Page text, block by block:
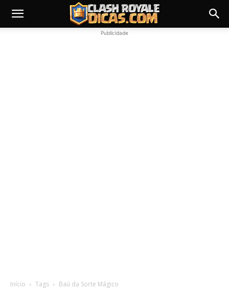
Publicidade
Início Tags Baú da Sorte Mágico